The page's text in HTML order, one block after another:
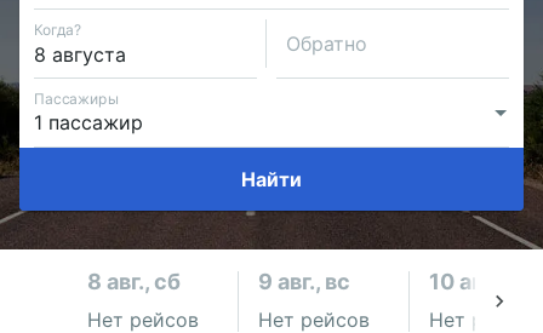
Когда?
Обратно
Пассажиры
Найти
8 авг., сб
Нет рейсов
9 авг., вс
Нет рейсов
10 авг., пн
Нет рейсов